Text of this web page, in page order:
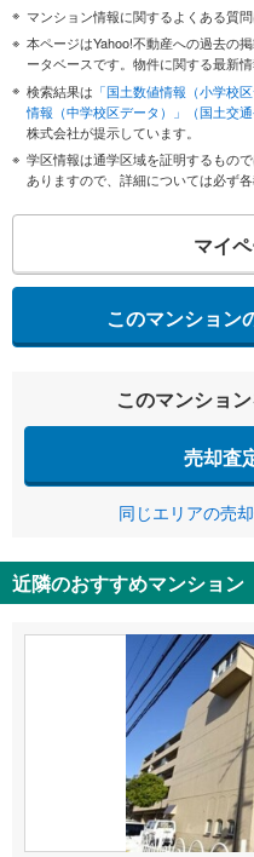
マンション情報に関するよくある質
本ページはYahoo!不動産への過去の
ータベースです。物件に関する最新
検索結果は 「国土数値情報（小学校
情報（中学校区データ）」（国土交通
株式会社が提示しています。
学区情報は通学区域を証明するもの
ありますので、詳細については必ず
マイ
このマンション
このマンショ
売却査
同じエリアの売
近隣のおすすめマンション